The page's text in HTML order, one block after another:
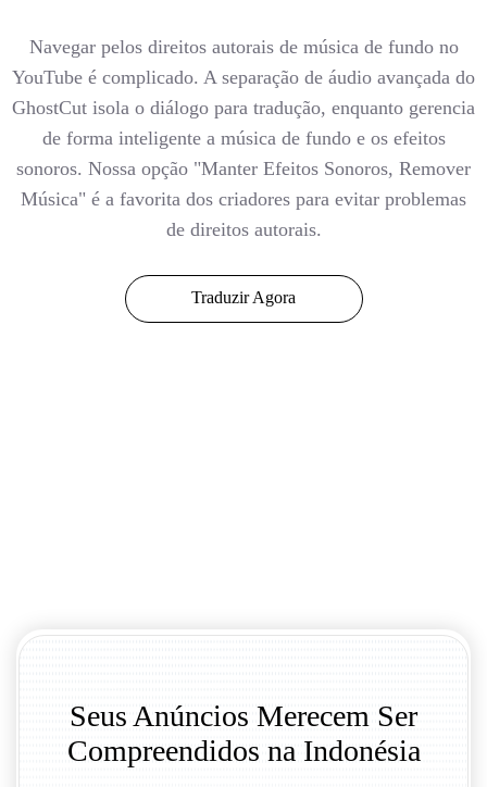
Navegar pelos direitos autorais de música de fundo no
YouTube é complicado. A separação de áudio avançada do
GhostCut isola o diálogo para tradução, enquanto gerencia
de forma inteligente a música de fundo e os efeitos
sonoros. Nossa opção "Manter Efeitos Sonoros, Remover
Música" é a favorita dos criadores para evitar problemas
de direitos autorais.
Traduzir Agora
Seus Anúncios Merecem Ser
Compreendidos na Indonésia